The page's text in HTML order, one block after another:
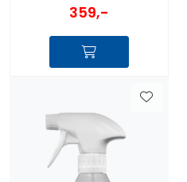
359,-